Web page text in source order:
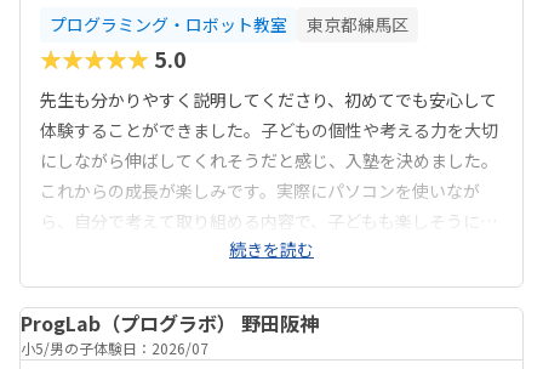
プログラミング・ロボット教室 東京都練馬区
★★★★★ 5.0
先生も分かりやすく説明してくださり、初めてでも安心して
体験することができました。子どもの個性や考える力を大切
にしながら伸ばしてくれそうだと感じ、入塾を決めました。
これからの成長が楽しみです。実際にパソコンを使いなが
ら、自分で考えて取り組める内容で、子どもも楽しそうに参
加していました。考える力や...続きを読む
ProgLab（プログラボ） 野田阪神
小5 男の子体験日：2026/07